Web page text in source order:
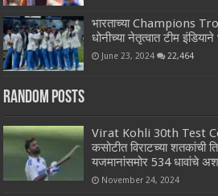
भारताच्या Champions
धोनीच्या नेतृत्वात टीम
June 23, 2024 22,464
Random Posts
Virat Kohli 30th Test
कसोटीत विराटच्या शतकांची
यजमानांसमोर 534 धावांचे
November 24, 2024